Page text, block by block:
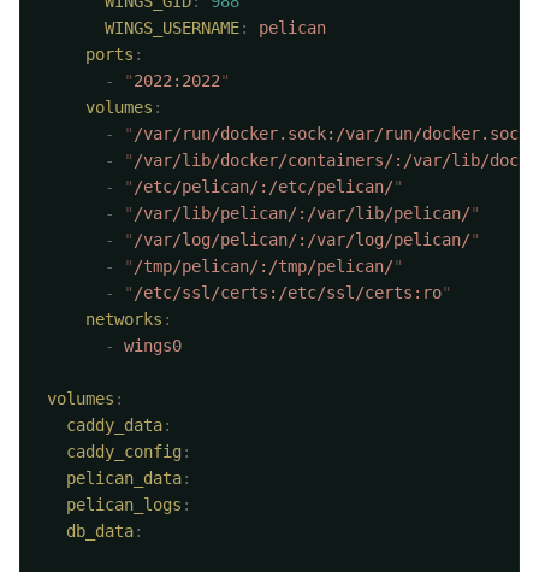
      WINGS_USERNAME
:
    ports
      -
"2022:2022
    volumes
      -
" /var/run/docker.sock:/var/run/docker.sock
      -
" /var/lib/docker/containers/:/var/lib/
      -
" /etc/pelican/:/etc/pelican/
      -
" /var/lib/pelican/:/var/lib/pelican/
      -
" /var/log/pelican/:/var/log/pelican/
      -
" /tmp/pelican/:/tmp/pelican/
      -
" /etc/ssl/certs:/etc/ssl/certs:ro
    networks
      -
volumes
  caddy_data
  caddy_config
  pelican_data
  pelican_logs
  db_data